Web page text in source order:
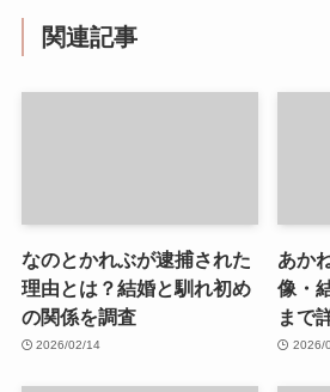
関連記事
なのとかれぶが逮捕された
理由とは？結婚と馴れ初め
の関係を調査
2026/02/14
あか
像・
まで
2026/